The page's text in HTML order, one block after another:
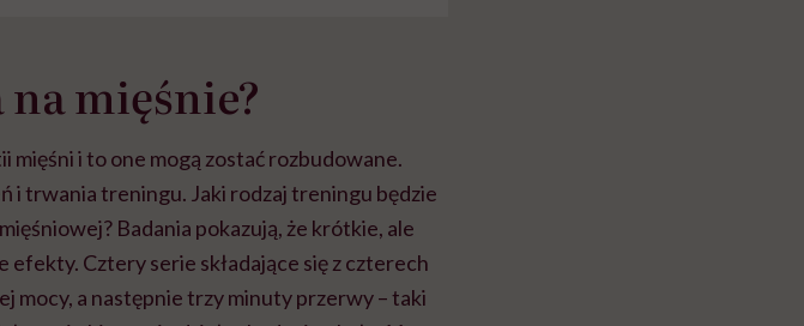
mięśnie?
mięśni i to one mogą zostać rozbudowane.
i trwania treningu. Jaki rodzaj treningu będzie
Badania pokazują, że krótkie, ale
Cztery serie składające się z czterech
mocy, a następnie trzy minuty przerwy – taki